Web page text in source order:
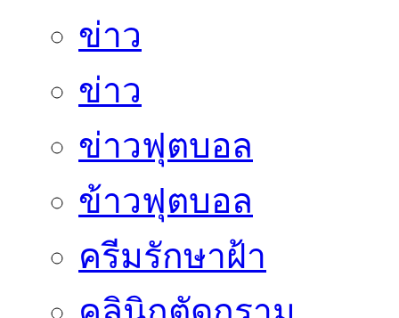
ข่าว
ข่าว
ข่าวฟุตบอล
ข้าวฟุตบอล
ครีมรักษาฝ้า